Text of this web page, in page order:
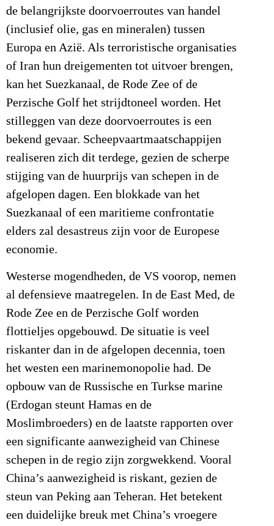
de belangrijkste doorvoerroutes van handel
(inclusief olie, gas en mineralen) tussen
Europa en Azië. Als terroristische organisaties
of Iran hun dreigementen tot uitvoer brengen,
kan het Suezkanaal, de Rode Zee of de
Perzische Golf het strijdtoneel worden. Het
stilleggen van deze doorvoerroutes is een
bekend gevaar. Scheepvaartmaatschappijen
realiseren zich dit terdege, gezien de scherpe
stijging van de huurprijs van schepen in de
afgelopen dagen. Een blokkade van het
Suezkanaal of een maritieme confrontatie
elders zal desastreus zijn voor de Europese
economie.
Westerse mogendheden, de VS voorop, nemen
al defensieve maatregelen. In de East Med, de
Rode Zee en de Perzische Golf worden
flottieljes opgebouwd. De situatie is veel
riskanter dan in de afgelopen decennia, toen
het westen een marinemonopolie had. De
opbouw van de Russische en Turkse marine
(Erdogan steunt Hamas en de
Moslimbroeders) en de laatste rapporten over
een significante aanwezigheid van Chinese
schepen in de regio zijn zorgwekkend. Vooral
China’s aanwezigheid is riskant, gezien de
steun van Peking aan Teheran. Het betekent
een duidelijke breuk met China’s vroegere